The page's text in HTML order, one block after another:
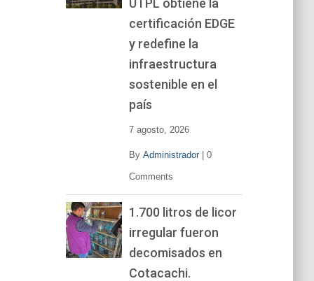
certificación EDGE
y redefine la
infraestructura
sostenible en el
país
7 agosto, 2026
By Administrador| 0
Comments
1.700 litros de licor
irregular fueron
decomisados en
Cotacachi.